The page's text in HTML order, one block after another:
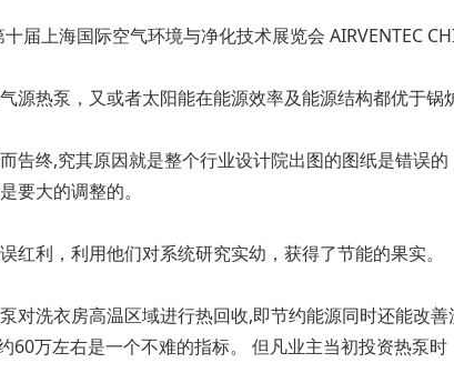
源热泵，又或者太阳能在能源效率及能源结构都优于锅
告终,究其原因就是整个行业设计院出图的图纸是错误
要大的调整的。
利，利用他们对系统研究实幼，获得了节能的果实。
对洗衣房高温区域进行热回收,即节约能源同时还能改
60万左右是一个不难的指标。 但凡业主当初投资热泵